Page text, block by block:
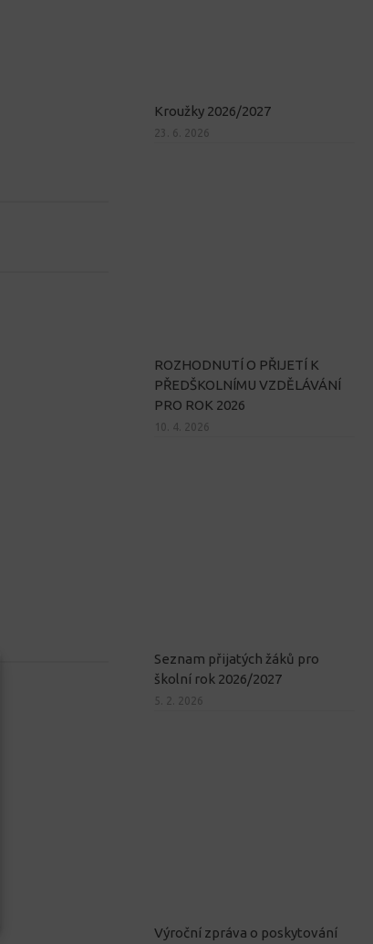
Kroužky 2026/2027
23. 6. 2026
ROZHODNUTÍ O PŘIJETÍ K
PŘEDŠKOLNÍMU VZDĚLÁVÁNÍ
PRO ROK 2026
10. 4. 2026
Seznam přijatých žáků pro
školní rok 2026/2027
5. 2. 2026
Výroční zpráva o poskytování